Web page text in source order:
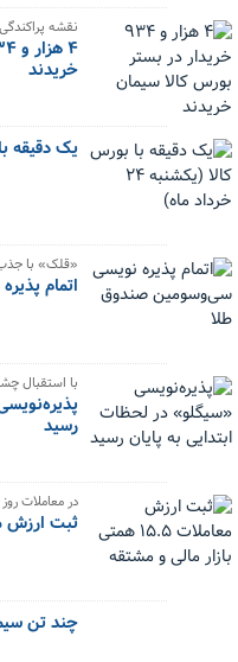
نقشه
خریدند
یک دقیقه با
«قلک» با جذب ۵۰۰ میلیارد تومان، پُر
اتمام
با استقبال
رسید
در معاملات
ثبت ارزش معاملات ۱۵.۵
چند تن